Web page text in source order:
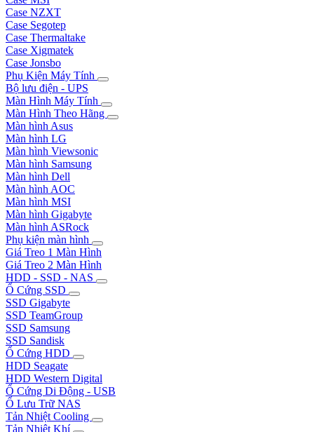
Case NZXT
Case Segotep
Case Thermaltake
Case Xigmatek
Case Jonsbo
Phụ Kiện Máy Tính
Bộ lưu điện - UPS
Màn Hình Máy Tính
Màn Hình Theo Hãng
Màn hình Asus
Màn hình LG
Màn hình Viewsonic
Màn hình Samsung
Màn hình Dell
Màn hình AOC
Màn hình MSI
Màn hình Gigabyte
Màn hình ASRock
Phụ kiện màn hình
Giá Treo 1 Màn Hình
Giá Treo 2 Màn Hình
HDD - SSD - NAS
Ổ Cứng SSD
SSD Gigabyte
SSD TeamGroup
SSD Samsung
SSD Sandisk
Ổ Cứng HDD
HDD Seagate
HDD Western Digital
Ổ Cứng Di Động - USB
Ổ Lưu Trữ NAS
Tản Nhiệt Cooling
Tản Nhiệt Khí